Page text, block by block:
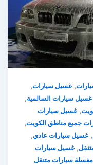
,غسيل سيارات,
غسيل سيارات السالمية,
,غسيل سيارات
جميع مناطق الكويت,
,غسيل سيارات عادي,
,غسيل سيارات
مغسلة سيارات متنقل